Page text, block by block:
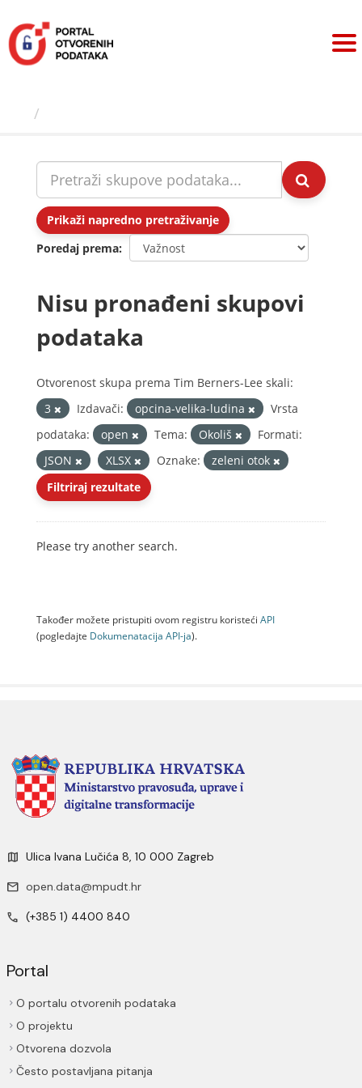
sadržaj
Prikaži napredno pretraživanje
Poredaj prema
Nisu pronađeni skupovi
podataka
Otvorenost skupa prema Tim Berners-Lee skali:
3
Izdavači: opcina-velika-ludina
Vrsta
podataka:
open Tema: Okoliš
Formati:
JSON
XLSX Oznake:
zeleni otok
Filtriraj rezultate
Please try another search.
Također možete pristupiti ovom registru koristeći API
(pogledajte Dokumenаtаcijа API-jа).